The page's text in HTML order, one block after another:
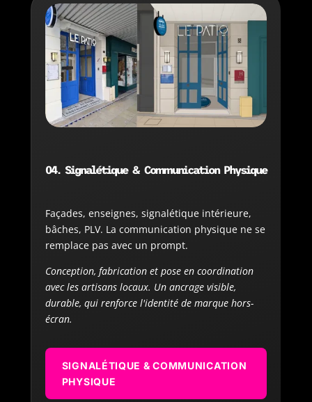
04. Signalétique & Communication Physique
Façades, enseignes, signalétique intérieure,
bâches, PLV. La communication physique ne se
remplace pas avec un prompt.
Conception, fabrication et pose en coordination
avec les artisans locaux. Un ancrage visible,
durable, qui renforce l'identité de marque hors-
écran.
SIGNALÉTIQUE & COMMUNICATION
PHYSIQUE